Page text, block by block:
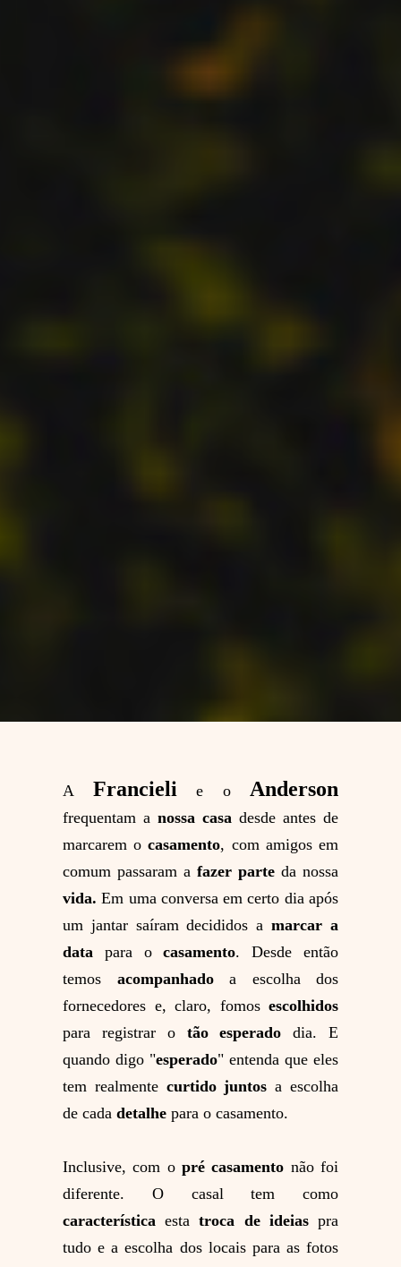
A Francielie o Anderson
frequentam a nossa casa desde antes de
marcarem ocasamento, com amigos em
comum passaram a fazer parte da nossa
vida. Em uma conversa em certo dia após
um jantar saíram decididos amarcar a
data para ocasamento. Desde então
temos acompanhadoa escolha dos
fornecedores e, claro, fomos escolhidos
para registrar o tão esperado dia. E
quando digo "esperado" entenda que eles
tem realmente curtidojuntos a escolha
de cada detalhe para o casamento.
Inclusive, com o pré casamento não foi
diferente. O casal tem como
característica esta troca de ideiaspra
tudo e a escolha dos locais para as fotos